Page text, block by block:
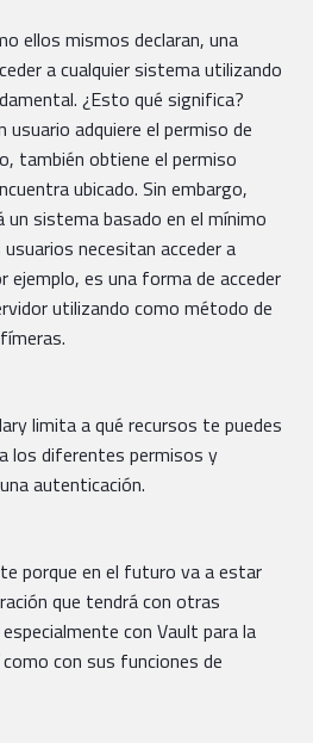
ellos mismos declaran, una
a cualquier sistema utilizando
¿Esto qué significa?
usuario adquiere el permiso de
también obtiene el permiso
ubicado. Sin embargo,
un sistema basado en el mínimo
necesitan acceder a
ejemplo, es una forma de acceder
utilizando como método de
limita a qué recursos te puedes
los diferentes permisos y
autenticación.
porque en el futuro va a estar
que tendrá con otras
con Vault para la
con sus funciones de